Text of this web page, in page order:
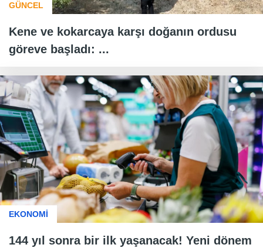
GÜNCEL
Kene ve kokarcaya karşı doğanın ordusu
göreve başladı: ...
EKONOMİ
144 yıl sonra bir ilk yaşanacak! Yeni dönem